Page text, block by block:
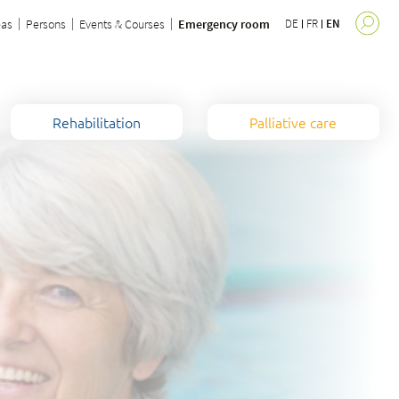
Persons Events & Courses Emergency room DE FR EN
Rehabilitation Palliative care